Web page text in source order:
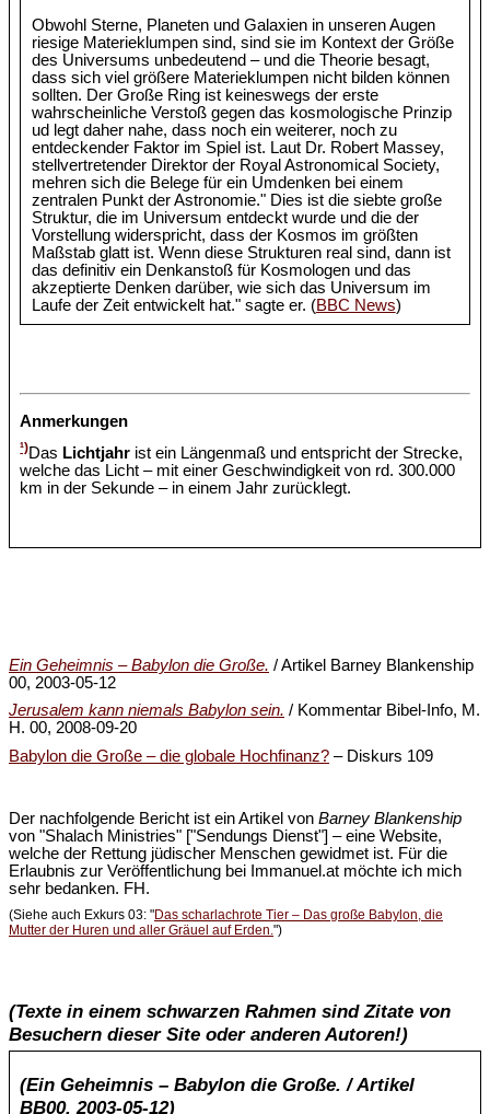
Obwohl Sterne, Planeten und Galaxien in unseren Augen
riesige Materieklumpen sind, sind sie im Kontext der Größe
des Universums unbedeutend – und die Theorie besagt,
dass sich viel größere Materieklumpen nicht bilden können
sollten. Der Große Ring ist keineswegs der erste
wahrscheinliche Verstoß gegen das kosmologische Prinzip
ud legt daher nahe, dass noch ein weiterer, noch zu
entdeckender Faktor im Spiel ist. Laut Dr. Robert Massey,
stellvertretender Direktor der Royal Astronomical Society,
mehren sich die Belege für ein Umdenken bei einem
zentralen Punkt der Astronomie." Dies ist die siebte große
Struktur, die im Universum entdeckt wurde und die der
Vorstellung widerspricht, dass der Kosmos im größten
Maßstab glatt ist. Wenn diese Strukturen real sind, dann ist
das definitiv ein Denkanstoß für Kosmologen und das
akzeptierte Denken darüber, wie sich das Universum im
Laufe der Zeit entwickelt hat." sagte er. (BBC News)
Anmerkungen
¹)Das Lichtjahr ist ein Längenmaß und entspricht der Strecke,
welche das Licht – mit einer Geschwindigkeit von rd. 300.000
km in der Sekunde – in einem Jahr zurücklegt.
Ein Geheimnis – Babylon die Große. / Artikel Barney Blankenship
00, 2003-05-12
Jerusalem kann niemals Babylon sein. / Kommentar Bibel-Info, M.
H. 00, 2008-09-20
Babylon die Große – die globale Hochfinanz? – Diskurs 109
Der nachfolgende Bericht ist ein Artikel von Barney Blankenship
von "Shalach Ministries" ["Sendungs Dienst"] – eine Website,
welche der Rettung jüdischer Menschen gewidmet ist. Für die
Erlaubnis zur Veröffentlichung bei Immanuel.at möchte ich mich
sehr bedanken. FH.
(Siehe auch Exkurs 03: "Das scharlachrote Tier – Das große Babylon, die
Mutter der Huren und aller Gräuel auf Erden.")
(Texte in einem schwarzen Rahmen sind Zitate von
Besuchern dieser Site oder anderen Autoren!)
(Ein Geheimnis – Babylon die Große. / Artikel
BB00, 2003-05-12)